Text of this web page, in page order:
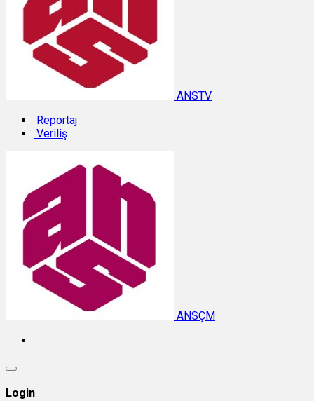
ANSTV
Reportaj
Veriliş
ANSÇM
Login